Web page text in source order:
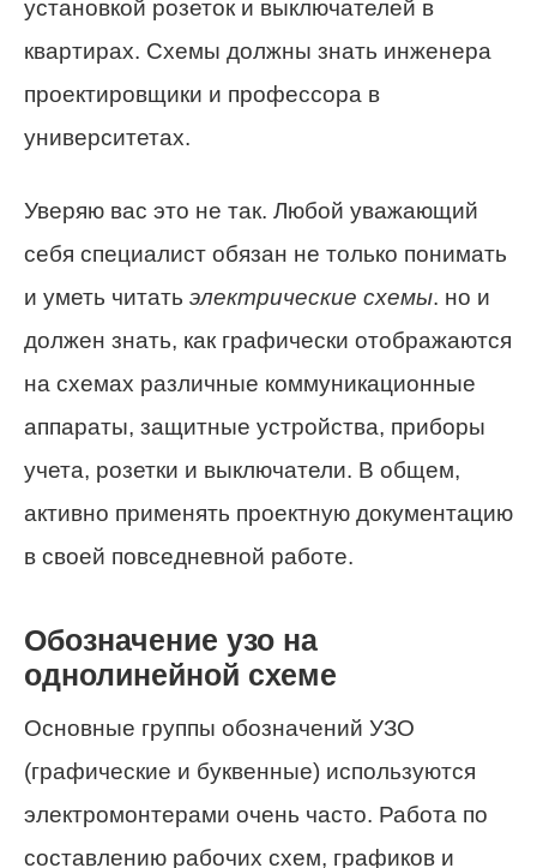
установкой розеток и выключателей в
квартирах. Схемы должны знать инженера
проектировщики и профессора в
университетах.
Уверяю вас это не так. Любой уважающий
себя специалист обязан не только понимать
и уметь читать электрические схемы. но и
должен знать, как графически отображаются
на схемах различные коммуникационные
аппараты, защитные устройства, приборы
учета, розетки и выключатели. В общем,
активно применять проектную документацию
в своей повседневной работе.
Обозначение узо на
однолинейной схеме
Основные группы обозначений УЗО
(графические и буквенные) используются
электромонтерами очень часто. Работа по
составлению рабочих схем, графиков и